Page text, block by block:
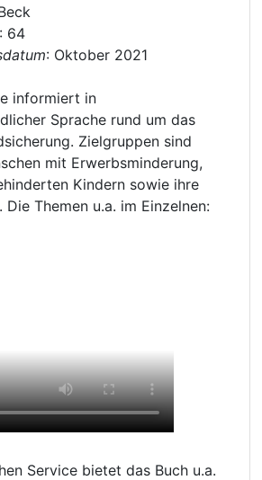
: 64
: Oktober 2021
informiert in
Sprache rund um das
Zielgruppen sind
mit Erwerbsminderung,
Kindern sowie ihre
Die Themen u.a. im Einzelnen:
Service bietet das Buch u.a.